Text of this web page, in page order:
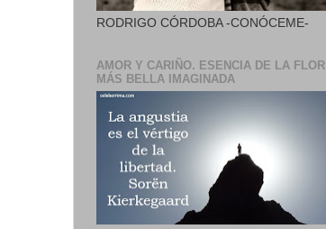
RODRIGO CÓRDOBA -CONÓCEME-
AMOR Y CARIÑO. ESENCIA DE LA FLOR
MÁS BELLA IMAGINADA